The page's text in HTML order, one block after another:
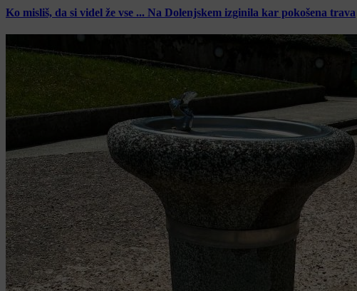
Ko misliš, da si videl že vse ... Na Dolenjskem izginila kar pokošena trava